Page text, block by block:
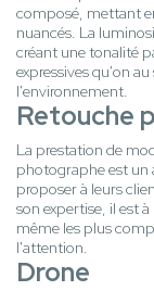
composé, mettant
nuancés. La
créant une tonalité
expressives qu'on
l'environnement.
Retouche
La prestation de
photographe est un
proposer à leurs
son expertise, il est
même les plus
l'attention.
Drone